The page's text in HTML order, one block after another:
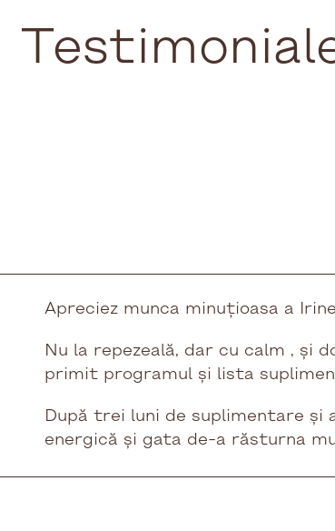
Apreciez munca minuțioasa a
Nu la repezeală, dar cu calm , și
primit programul și lista
După trei luni de suplimentare
energică și gata de-a răsturna